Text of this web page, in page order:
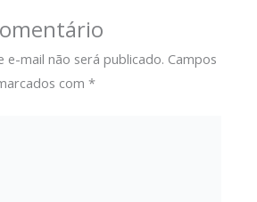
e-mail não será publicado. Campos
com*